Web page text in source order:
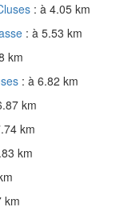
: à 4.05 km
: à 5.53 km
km
: à 6.82 km
km
km
km
km